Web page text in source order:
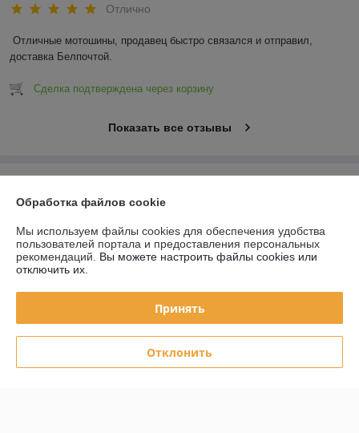
Отлично
Отличные мотошины, продавец быстро связался и отправил,
доставка Белпочтой.
Сделка подтверждена через корзину
Показать все отзывы
Доставка и оплата
График работы
Политика обработки cookies
Обработка файлов cookie
Мы используем файлы cookies для обеспечения удобства
пользователей портала и предоставления персональных
рекомендаций. Вы можете настроить файлы cookies или
отключить их.
Принять
Отклонить